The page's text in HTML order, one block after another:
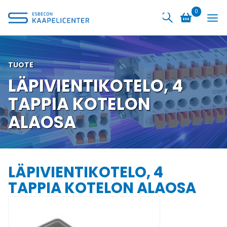
sisältöön
0
TUOTE
LÄPIVIENTIKOTELO, 4
TAPPIA KOTELON
ALAOSA
LÄPIVIENTIKOTELO, 4
TAPPIA KOTELON ALAOSA